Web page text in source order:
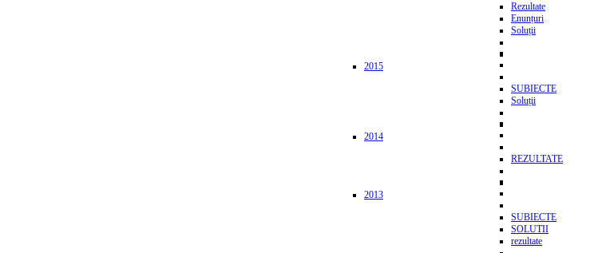
Rezultate
Enunțuri
Soluții
2015
SUBIECTE
Soluții
2014
REZULTATE
2013
SUBIECTE
SOLUTII
rezultate